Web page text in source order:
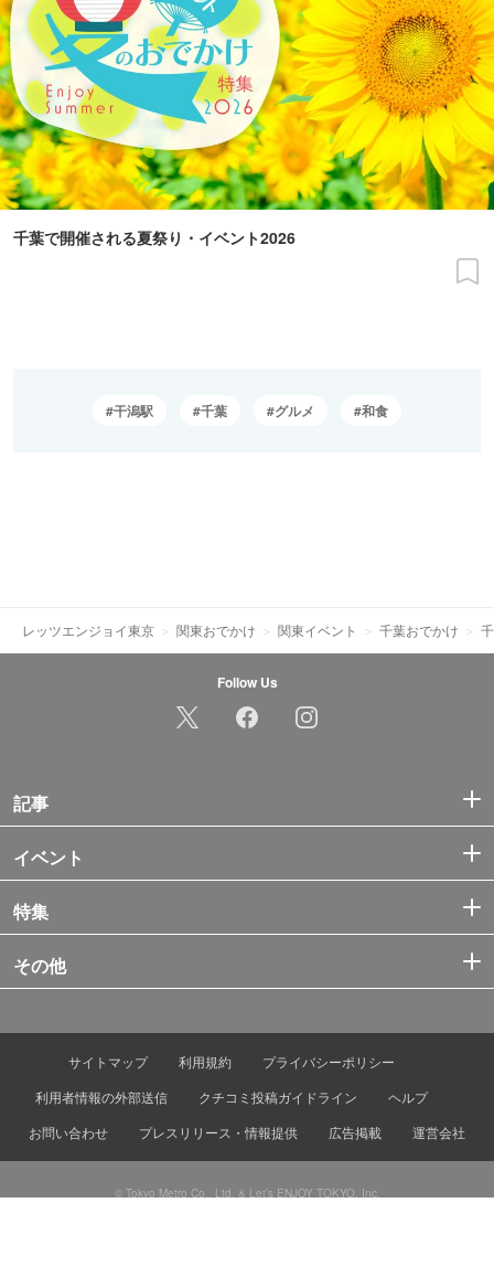
千葉で開催される夏祭り・イベント2026
干潟駅 千葉 グルメ 和食
レッツエンジョイ東京 関東おでかけ 関東イベント 千葉おでかけ
Follow Us
記事
イベント
特集
その他
サイトマップ 利用規約
プライバシーポリシー
利用者情報の外部送信
クチコミ投稿ガイドライン
ヘルプ
お問い合わせ
プレスリリース・情報提供 広告掲載 運営会社
© Tokyo Metro Co., Ltd. & Let’s ENJOY TOKYO, Inc.